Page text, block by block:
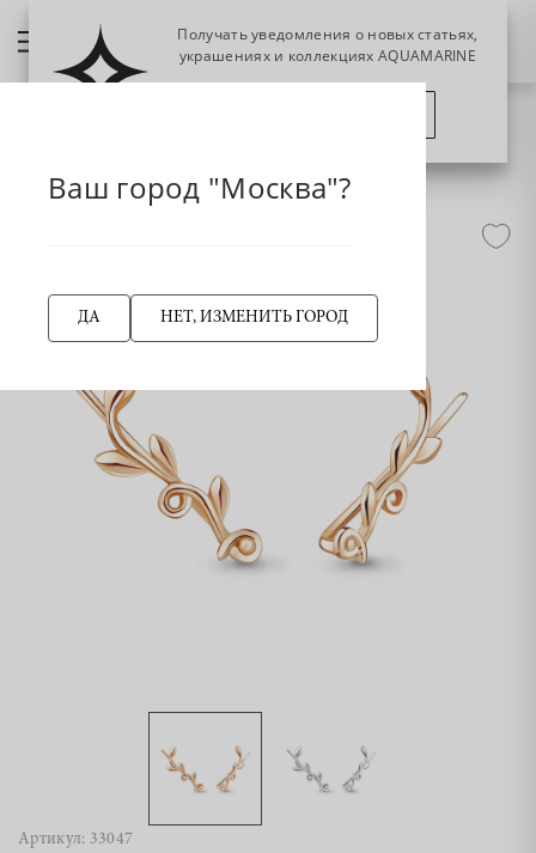
Артикул: 33047
Ваш город "Москва"?
ДА НЕТ, ИЗМЕНИТЬ ГОРОД
Получать уведомления о новых статьях,
украшениях и коллекциях AQUAMARINE